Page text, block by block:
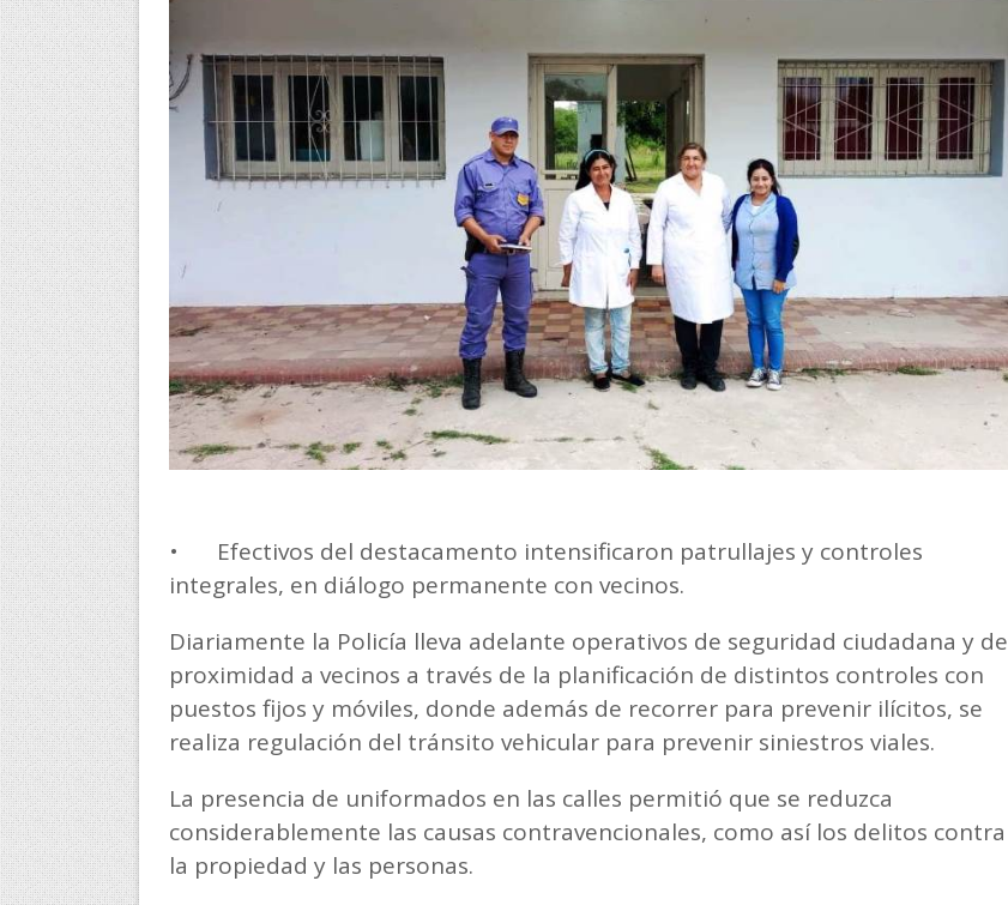
•
Efectivos del destacamento intensificaron patrullajes y controles
integrales, en diálogo permanente con vecinos.
Diariamente la Policía lleva adelante operativos de seguridad ciudadana y de
proximidad a vecinos a través de la planificación de distintos controles con
puestos fijos y móviles, donde además de recorrer para prevenir ilícitos, se
realiza regulación del tránsito vehicular para prevenir siniestros viales.
La presencia de uniformados en las calles permitió que se reduzca
considerablemente las causas contravencionales, como así los delitos contra
la propiedad y las personas.